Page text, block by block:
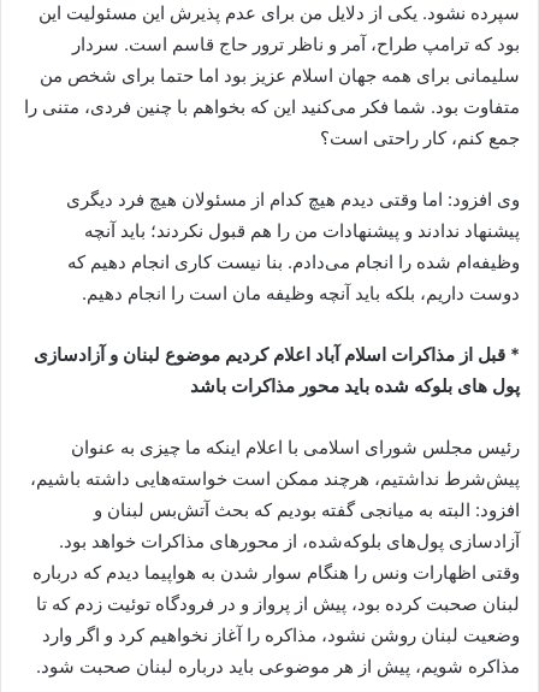
سپرده نشود. یکی از دلایل من برای عدم پذیرش این مسئولیت این
بود که ترامپ طراح، آمر و ناظر ترور حاج قاسم است. سردار
سلیمانی برای همه جهان اسلام عزیز بود اما حتما برای شخص من
متفاوت بود. شما فکر می‌کنید این که بخواهم با چنین فردی، متنی را
جمع کنم، کار راحتی است؟
وی افزود: اما وقتی دیدم هیچ کدام از مسئولان هیچ فرد دیگری
پیشنهاد ندادند و پیشنهادات من را هم قبول نکردند؛ باید آنچه
وظیفه‌ام شده را انجام می‌دادم. بنا نیست کاری انجام دهیم که
دوست داریم، بلکه باید آنچه وظیفه مان است را انجام دهیم.
* قبل از مذاکرات اسلام آباد اعلام کردیم موضوع لبنان و آزادسازی
پول های بلوکه شده باید محور مذاکرات باشد
رئیس مجلس شورای اسلامی با اعلام اینکه ما چیزی به عنوان
پیش‌شرط نداشتیم، هرچند ممکن است خواسته‌هایی داشته باشیم،
افزود: البته به میانجی گفته بودیم که بحث آتش‌بس لبنان و
آزادسازی پول‌های بلوکه‌شده، از محورهای مذاکرات خواهد بود.
وقتی اظهارات ونس را هنگام سوار شدن به هواپیما دیدم که درباره
لبنان صحبت کرده بود، پیش از پرواز و در فرودگاه توئیت زدم که تا
وضعیت لبنان روشن نشود، مذاکره را آغاز نخواهیم کرد و اگر وارد
مذاکره شویم، پیش از هر موضوعی باید درباره لبنان صحبت شود.